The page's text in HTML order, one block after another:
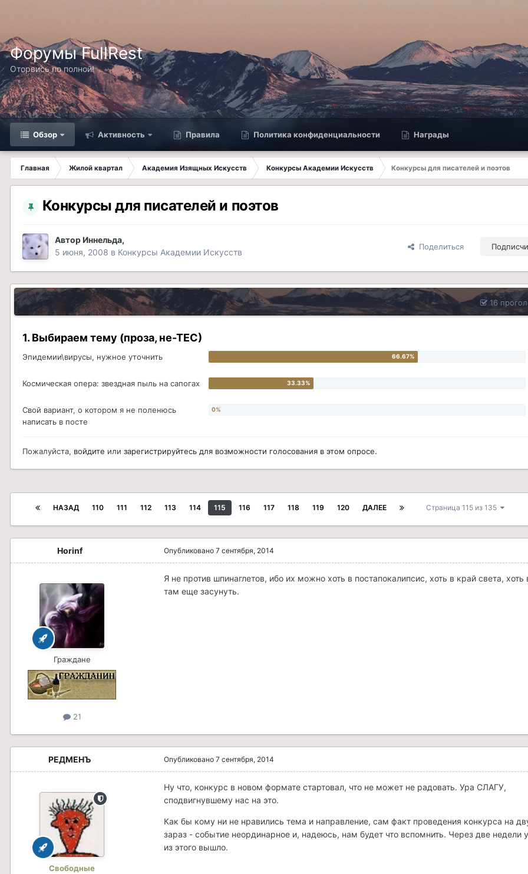
Форумы FullRest
Оторвись по полной!
Обзор Активность Правила Политика конфиденциальности Награды
Главная Жилой квартал Академия Изящных Искусств Конкурсы Академии Искусств Конкурсы для писателей и поэтов
Конкурсы для писателей и поэтов
АвторИннельда,
5 июня, 2008 в Конкурсы Академии Искусств
Поделиться
16
1. Выбираем тему (проза, не-ТЕС)
Эпидемии\вирусы, нужное уточнить
Космическая опера: звездная пыль на сапогах
Свой вариант, о котором я не поленюсь
написать в посте
Пожалуйста, войдите или зарегистрируйтесь для возможности голосования в этом опросе.
НАЗАД 110 111 112 113 114 115 116 117 118 119 120 ДАЛЕЕ Страница 115 из 135
Horinf
Граждане
21
Опубликовано 7 сентября, 2014
Я не против шпинаглетов, ибо их можно хоть в постапокалипсис, хоть в край света, хоть
там еще засунуть.
РЕДМЕНЪ
Свободные
Опубликовано 7 сентября, 2014
Ну что, конкурс в новом формате стартовал, что не может не радовать. Ура СЛАГУ,
сподвигнувшему нас на это.
Как бы кому ни не нравились тема и направление, сам факт проведения конкурса на
зараз - событие неординарное и, надеюсь, нам будет что вспомнить. Через две недели
из этого вышло.